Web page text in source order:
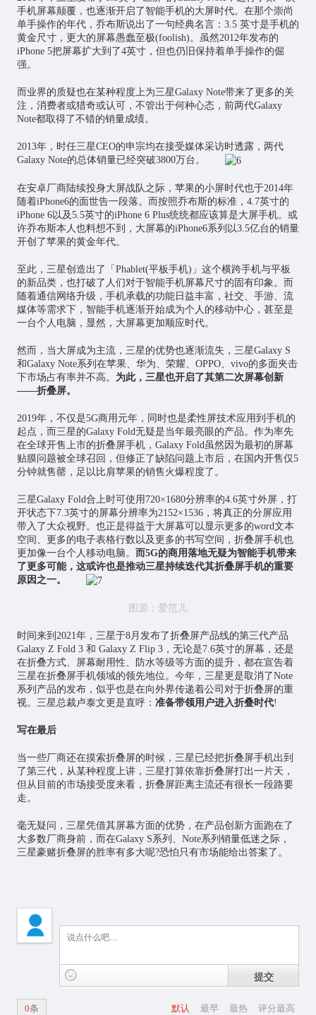
手机屏幕颠覆，也逐渐开启了智能手机的大屏时代。在那个崇尚
单手操作的年代，乔布斯说出了一句经典名言：3.5 英寸是手机的
黄金尺寸，更大的屏幕愚蠢至极(foolish)。虽然2012年发布的
iPhone 5把屏幕扩大到了4英寸，但也仍旧保持着单手操作的倔
强。
而业界的质疑也在某种程度上为三星Galaxy Note带来了更多的关
注，消费者或猎奇或认可，不管出于何种心态，前两代Galaxy
Note都取得了不错的销量成绩。
2013年，时任三星CEO的申宗均在接受媒体采访时透露，两代
Galaxy Note的总体销量已经突破3800万台。
在安卓厂商陆续投身大屏战队之际，苹果的小屏时代也于2014年
随着iPhone6的面世告一段落。而按照乔布斯的标准，4.7英寸的
iPhone 6以及5.5英寸的iPhone 6 Plus统统都应该算是大屏手机。或
许乔布斯本人也料想不到，大屏幕的iPhone6系列以3.5亿台的销量
开创了苹果的黄金年代。
至此，三星创造出了「Phablet(平板手机)」这个横跨手机与平板
的新品类，也打破了人们对于智能手机屏幕尺寸的固有印象。而
随着通信网络升级，手机承载的功能日益丰富，社交、手游、流
媒体等需求下，智能手机逐渐开始成为个人的移动中心，甚至是
一台个人电脑，显然，大屏幕更加顺应时代。
然而，当大屏成为主流，三星的优势也逐渐流失，三星Galaxy S
和Galaxy Note系列在苹果、华为、荣耀、OPPO、vivo的多面夹击
下市场占有率并不高。 为此，三星也开启了其第二次屏幕创新
——折叠屏。
2019年，不仅是5G商用元年，同时也是柔性屏技术应用到手机的
起点，而三星的Galaxy Fold无疑是当年最亮眼的产品。作为率先
在全球开售上市的折叠屏手机，Galaxy Fold虽然因为最初的屏幕
贴膜问题被全球召回，但修正了缺陷问题上市后，在国内开售仅5
分钟就售罄，足以比肩苹果的销售火爆程度了。
三星Galaxy Fold合上时可使用720×1680分辨率的4.6英寸外屏，打
开状态下7.3英寸的屏幕分辨率为2152×1536，将真正的分屏应用
带入了大众视野。也正是得益于大屏幕可以显示更多的word文本
空间、更多的电子表格行数以及更多的书写空间，折叠屏手机也
更加像一台个人移动电脑。 而5G的商用落地无疑为智能手机带来
了更多可能，这或许也是推动三星持续迭代其折叠屏手机的重要
原因之一。
图源：爱范儿
时间来到2021年，三星于8月发布了折叠屏产品线的第三代产品
Galaxy Z Fold 3 和 Galaxy Z Flip 3，无论是7.6英寸的屏幕，还是
在折叠方式、屏幕耐用性、防水等级等方面的提升，都在宣告着
三星在折叠屏手机领域的领先地位。今年，三星更是取消了Note
系列产品的发布，似乎也是在向外界传递着公司对于折叠屏的重
视。三星总裁卢泰文更是直呼： 准备带领用户进入折叠时代!
写在最后
当一些厂商还在摸索折叠屏的时候，三星已经把折叠屏手机出到
了第三代，从某种程度上讲，三星打算依靠折叠屏打出一片天，
但从目前的市场接受度来看，折叠屏距离主流还有很长一段路要
走。
毫无疑问，三星凭借其屏幕方面的优势，在产品创新方面跑在了
大多数厂商身前，而在Galaxy S系列、Note系列销量低迷之际，
三星豪赌折叠屏的胜率有多大呢?恐怕只有市场能给出答案了。
提交
默认 最早 最热 评分最高
0条